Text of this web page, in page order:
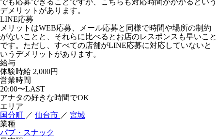
でも応募できることですが、こちらも対応時間がかかるという
デメリットがあります。
LINE応募
メリットはWEB応募、メール応募と同様で時間や場所の制約
がないことと、それらに比べるとお店のレスポンスも早いこと
です。ただし、すべての店舗がLINE応募に対応していないと
いうデメリットがあります。
給与
体験時給 2,000円
営業時間
20:00〜LAST
アナタの好きな時間でOK
エリア
国分町 ／ 仙台市 ／ 宮城
業種
パブ・スナック